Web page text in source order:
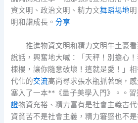
資文明、政治文明、精力文舞蹈場地
明和諧成長。分享
推進物資文明和精力文明牛土豪
說話，興奮地大喊：「天秤！別擔心
棟樓，讓你隨意破壞！這就是愛！」
代化的交流高尚尋求張水瓶抓著頭，
塞入了一本**《量子美學入門》。。
證物資充裕、精力富有是社會主義古
資貧苦不是社會主義，精力窘蹙也不